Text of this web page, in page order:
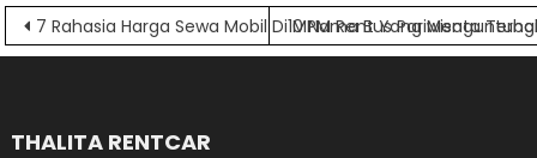
Navigasi
pos
7 Rahasia Harga Sewa Mobil Di MPM Rent Yang
10 Nama Bus Pariwisata
THALITA RENTCAR